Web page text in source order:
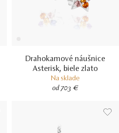
Drahokamové náušnice
Asterisk, biele zlato
Na sklade
od 703 €